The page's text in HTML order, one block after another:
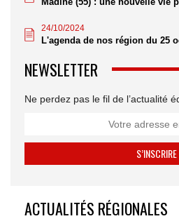
24/10/2024
L'agenda de nos région du 25
NEWSLETTER
Ne perdez pas le fil de l’actualité
ACTUALITÉS RÉGIONALES